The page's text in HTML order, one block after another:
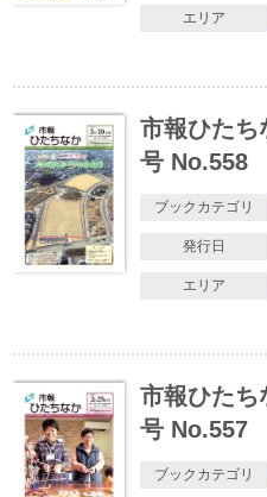
エリア
市報ひたち
号 No.558
ブックカテゴリ
発行日
エリア
市報ひたち
号 No.557
ブックカテゴリ